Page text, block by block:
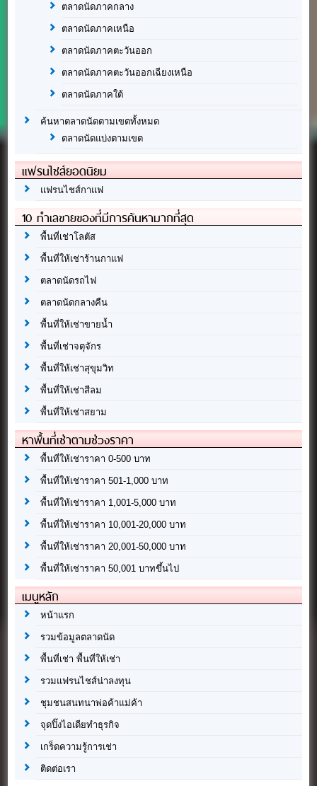
ตลาดนัดภาคกลาง
ตลาดนัดภาคเหนือ
ตลาดนัดภาคตะวันออก
ตลาดนัดภาคตะวันออกเฉียงเหนือ
ตลาดนัดภาคใต้
ค้นหาตลาดนัดตามเขตทั้งหมด
ตลาดนัดแบ่งตามเขต
แฟรนไชส์ยอดนิยม
แฟรนไชส์กาแฟ
10 ทำเลขายของที่มีการค้นหามากที่สุด
พื้นที่เช่าโลตัส
พื้นที่ให้เช่าร้านกาแฟ
ตลาดนัดรถไฟ
ตลาดนัดกลางคืน
พื้นที่ให้เช่าขายน้ำ
พื้นที่เช่าจตุจักร
พื้นที่ให้เช่าสุขุมวิท
พื้นที่ให้เช่าสีลม
พื้นที่ให้เช่าสยาม
หาพื้นที่เช่าตามช่วงราคา
พื้นที่ให้เช่าราคา 0-500 บาท
พื้นที่ให้เช่าราคา 501-1,000 บาท
พื้นที่ให้เช่าราคา 1,001-5,000 บาท
พื้นที่ให้เช่าราคา 10,001-20,000 บาท
พื้นที่ให้เช่าราคา 20,001-50,000 บาท
พื้นที่ให้เช่าราคา 50,001 บาทขึ้นไป
เมนูหลัก
หน้าแรก
รวมข้อมูลตลาดนัด
พื้นที่เช่า พื้นที่ให้เช่า
รวมแฟรนไชส์น่าลงทุน
ชุมชนสนทนาพ่อค้าแม่ค้า
จุดปิ๊งไอเดียทำธุรกิจ
เกร็ดความรู้การเช่า
ติดต่อเรา